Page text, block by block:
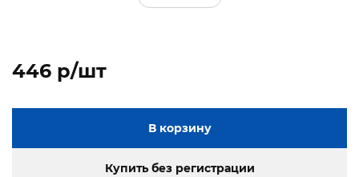
446 p/шт
В корзину
Купить без регистрации